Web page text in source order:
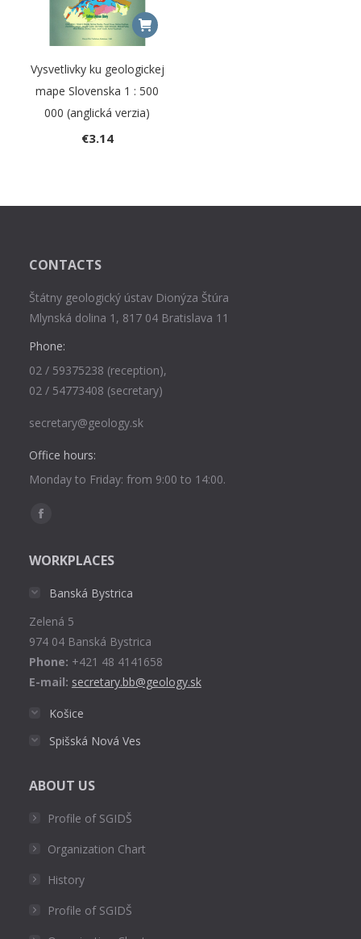
Vysvetlivky ku geologickej
mape Slovenska 1 : 500
000 (anglická verzia)
€3.14
CONTACTS
Štátny geologický ústav Dionýza Štúra
Mlynská dolina 1, 817 04 Bratislava 11
Phone:
02 / 59375238 (reception),
02 / 54773408 (secretary)
secretary@geology.sk
Office hours:
Monday to Friday: from 9:00 to 14:00.
Find us on:
Facebook
opens
window
WORKPLACES
Banská Bystrica
Zelená 5
974 04 Banská Bystrica
Phone: +421 48 4141658
E-mail: secretary.bb@geology.sk
Košice
Spišská Nová Ves
ABOUT US
Profile of SGIDŠ
Organization Chart
History
Profile of SGIDŠ